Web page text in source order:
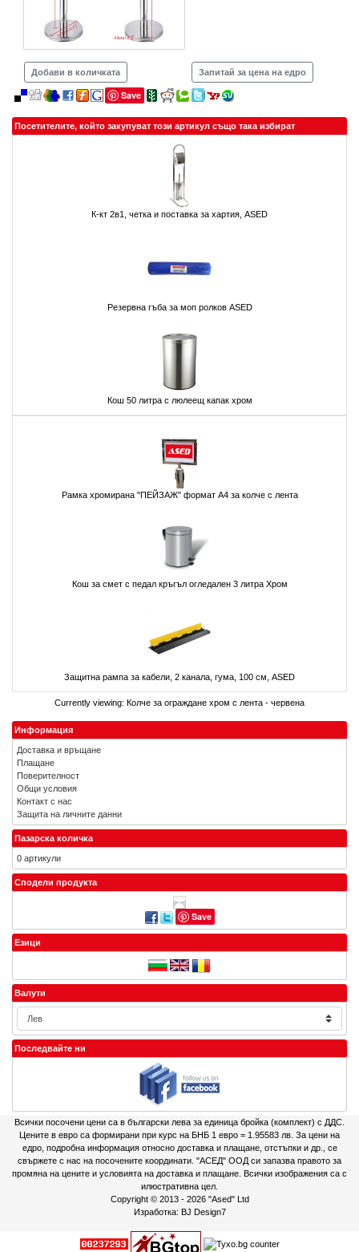
Добави в количката Запитай за цена на едро
Save
Посетителите, който закупуват този артикул също така избират
К-кт 2в1, четка и поставка за хартия, ASED
Резервна гъба за моп ролков ASED
Кош 50 литра с люлеещ капак хром
Рамка хромирана "ПЕЙЗАЖ" формат А4 за колче с лента
Кош за смет с педал кръгъл огледален 3 литра Хром
Защитна рампа за кабели, 2 канала, гума, 100 см, ASED
Currently viewing: Колче за ограждане хром с лента - червена
Информация
Доставка и връщане
Плащане
Поверителност
Общи условия
Контакт с нас
Защита на личните данни
Пазарска количка
0 артикули
Сподели продукта
Save
Езици
Валути
Последвайте ни
Всички посочени цени са в български лева за единица бройка (комплект) с ДДС.
Цените в евро са формирани при курс на БНБ 1 евро = 1.95583 лв. За цени на
едро, подробна информация относно доставка и плащане, отстъпки и др., се
свържете с нас на посочените координати. "АСЕД" ООД си запазва правото за
промяна на цените и условията на доставка и плащане. Всички изображения са с
илюстративна цел.
Copyright © 2013 - 2026 "Ased" Ltd
Изработка: BJ Design7